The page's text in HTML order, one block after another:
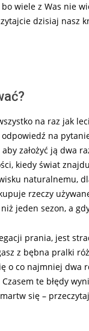
wiele z Was nie
dzisiaj nasz
na raz jak
na
założyć ją dwa
kiedy świat
naturalnemu,
rzeczy
jeden sezon, a
prania, jest
z bębna pralki
o co najmniej dwa
te błędy
się –